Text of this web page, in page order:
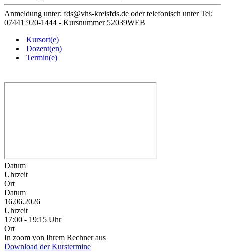
Anmeldung unter: fds@vhs-kreisfds.de oder telefonisch unter Tel:
07441 920-1444 - Kursnummer 52039WEB
Kursort(e)
Dozent(en)
Termin(e)
Datum
Uhrzeit
Ort
Datum
16.06.2026
Uhrzeit
17:00 - 19:15 Uhr
Ort
In zoom von Ihrem Rechner aus
Download der Kurstermine